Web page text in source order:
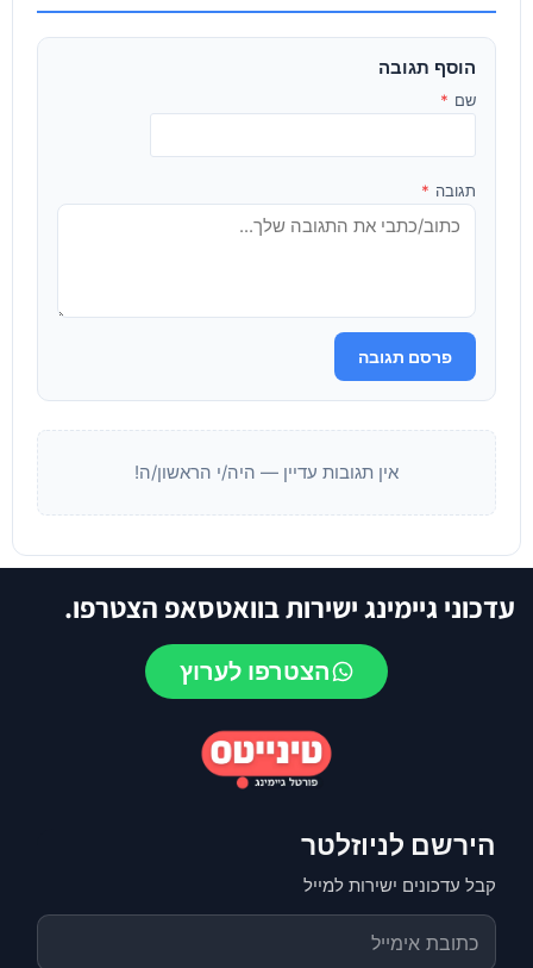
הוסף תגובה
שם *
תגובה *
פרסם תגובה
אין תגובות עדיין — היה/י הראשון/ה!
עדכוני גיימינג ישירות בוואטסאפ הצטרפו.
הצטרפו לערוץ
הירשם לניוזלטר
קבל עדכונים ישירות למייל